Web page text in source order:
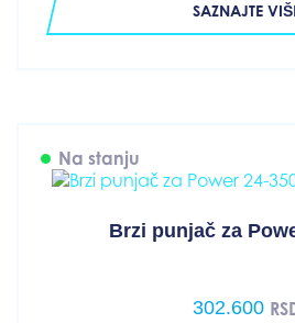
SAZNAJTE
Na stanju
Brzi punjač za
302.600